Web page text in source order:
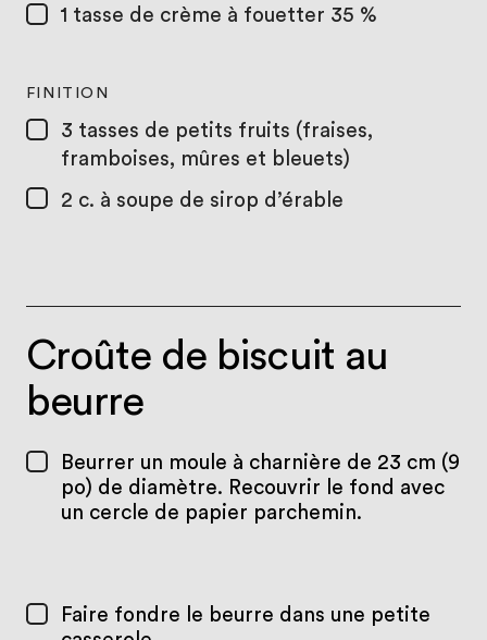
1 tasse de crème à fouetter 35 %
FINITION
3 tasses de petits fruits (fraises,
framboises, mûres et bleuets)
2 c. à soupe de sirop d’érable
Croûte de biscuit au
beurre
Beurrer un moule à charnière de 23 cm (9
po) de diamètre. Recouvrir le fond avec
un cercle de papier parchemin.
Faire fondre le beurre dans une petite